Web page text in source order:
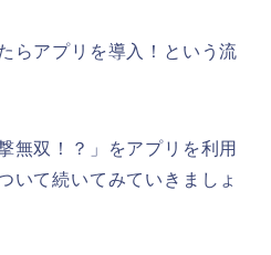
らアプリを導入！という流
無双！？」をアプリを利用
いて続いてみていきましょ